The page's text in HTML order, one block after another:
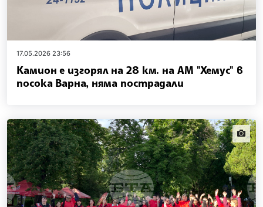
17.05.2026 23:56
Камион е изгорял на 28 км. на АМ "Хемус" в
посока Варна, няма пострадали